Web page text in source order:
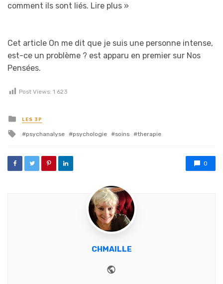
comment ils sont liés. Lire plus »
Cet article On me dit que je suis une personne intense,
est-ce un problème ? est apparu en premier sur Nos
Pensées.
Post Views: 1 623
Posted in
LES 3P
Tagged with
psychanalyse psychologie soins therapie
0
CHMAILLE